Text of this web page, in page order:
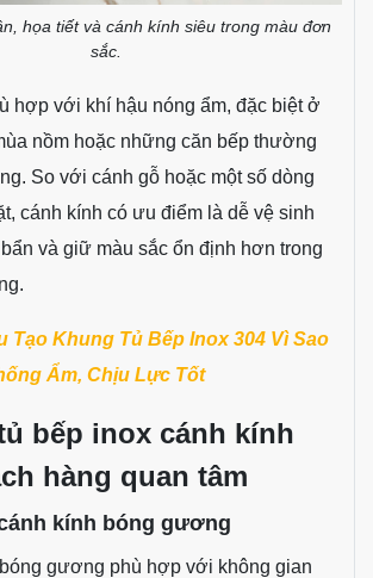
họa tiết và cánh kính siêu trong màu đơn
sắc.
hợp với khí hậu nóng ẩm, đặc biệt ở
nồm hoặc những căn bếp thường
So với cánh gỗ hoặc một số dòng
cánh kính có ưu điểm là dễ vệ sinh
và giữ màu sắc ổn định hơn trong
Tạo Khung Tủ Bếp Inox 304 Vì Sao
Ẩm, Chịu Lực Tốt
bếp inox cánh kính
hàng quan tâm
kính bóng gương
gương phù hợp với không gian